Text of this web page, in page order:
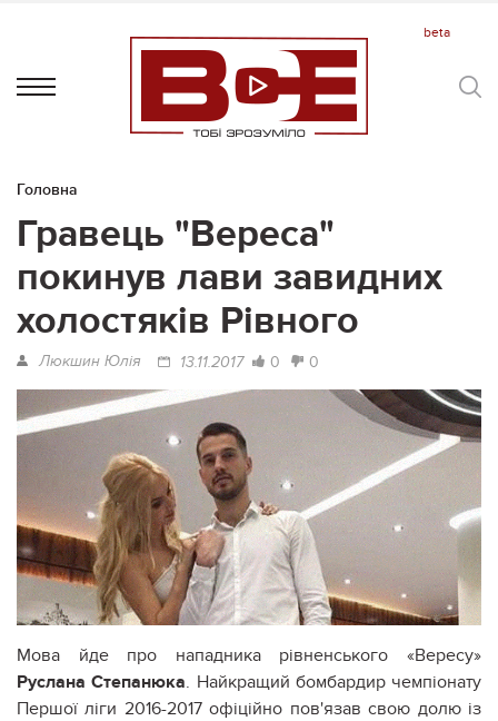
Головна
Гравець "Вереса"
покинув лави завидних
холостяків Рівного
Люкшин Юлія 13.11.2017 0 0
Мова йде про нападника рівненського «Вересу»
Руслана Степанюка. Найкращий бомбардир чемпіонату
Першої ліги 2016-2017 офіційно пов'язав свою долю із